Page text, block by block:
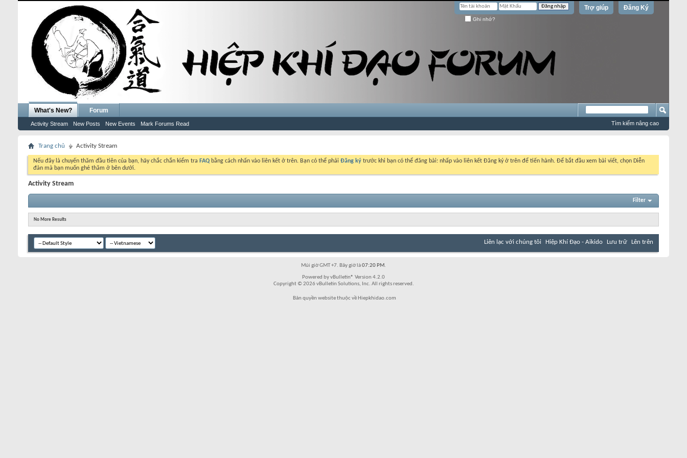
Đăng Ký
Trợ giúp
Ghi nhớ?
What's New?
Activity Stream New Posts New Events Mark Forums Read
Forum
Tìm kiếm nâng cao
Trang chủ Activity Stream
Nếu đây là chuyến thăm đầu tiên của bạn, hãy chắc chắn kiểm tra FAQ bằng cách nhấn vào liên kết ở trên. Bạn có thể phải Đăng ký trước khi bạn có thể đăng bài: nhấp vào liên kết Đăng ký ở trên để tiến hành. Để bắt đầu xem bài viết, chọn Diễn
đàn mà bạn muốn ghé thăm ở bên dưới.
Activity Stream
Filter
No More Results
Liên lạc với chúng tôi Hiệp Khí Đạo - Aikido Lưu trữ Lên trên
Múi giờ GMT +7. Bây giờ là07:20 PM.
Powered by vBulletin® Version 4.2.0
Copyright © 2026 vBulletin Solutions, Inc. All rights reserved.
Bản quyền website thuộc về Hiepkhidao.com